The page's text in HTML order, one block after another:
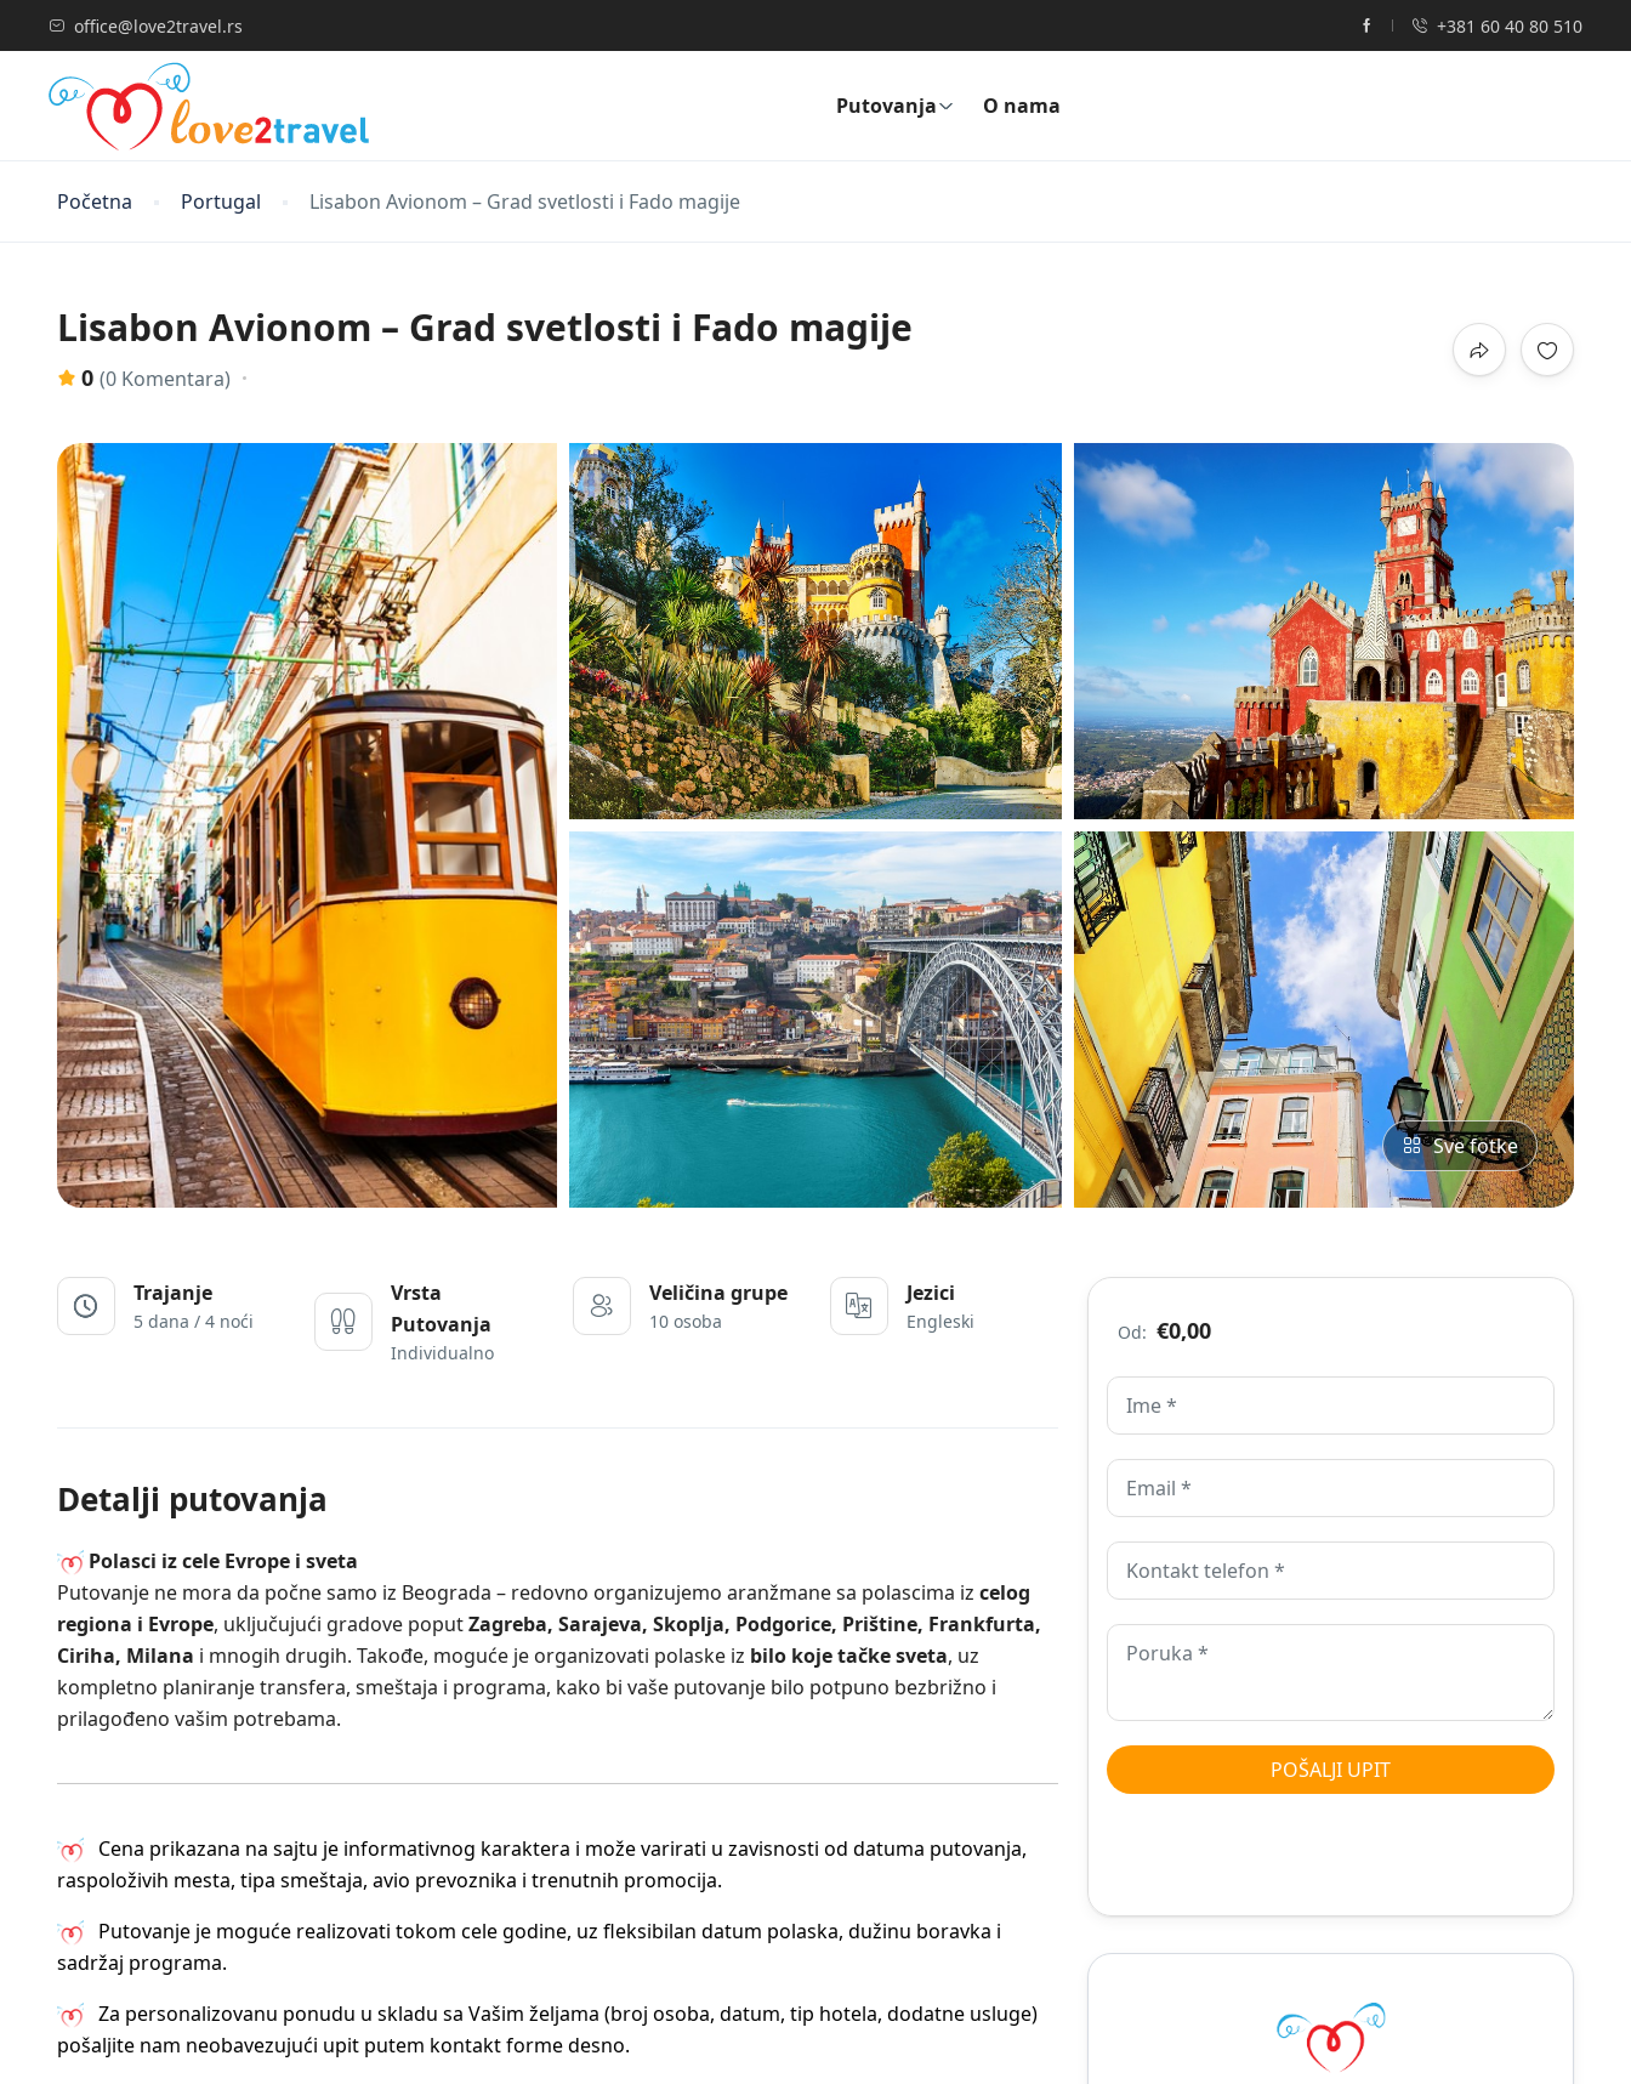
office@love2travel.rs +381 60 40 80 510
Putovanja O nama
Početna Portugal Lisabon Avionom – Grad svetlosti i Fado magije
Lisabon Avionom – Grad svetlosti i Fado magije
0 (0 Komentara)
Sve fotke
Trajanje
5 dana / 4 noći
Vrsta
Putovanja
Individualno
Veličina grupe
10 osoba
Jezici
Engleski
Detalji putovanja
Polasci iz cele Evrope i sveta
Putovanje ne mora da počne samo iz Beograda – redovno organizujemo aranžmane sa polascima iz celog
regiona i Evrope, uključujući gradove poputZagreba, Sarajeva, Skoplja, Podgorice, Prištine, Frankfurta,
Ciriha, Milana i mnogih drugih. Takođe, moguće je organizovati polaske iz bilo koje tačke sveta, uz
kompletno planiranje transfera, smeštaja i programa, kako bi vaše putovanje bilo potpuno bezbrižno i
prilagođeno vašim potrebama.
Cena prikazana na sajtu je informativnog karaktera i može varirati u zavisnosti od datuma putovanja,
raspoloživih mesta, tipa smeštaja, avio prevoznika i trenutnih promocija.
Putovanje je moguće realizovati tokom cele godine, uz fleksibilan datum polaska, dužinu boravka i
sadržaj programa.
Za personalizovanu ponudu u skladu sa Vašim željama (broj osoba, datum, tip hotela, dodatne usluge)
pošaljite nam neobavezujući upit putem kontakt forme desno.
Od: €0,00